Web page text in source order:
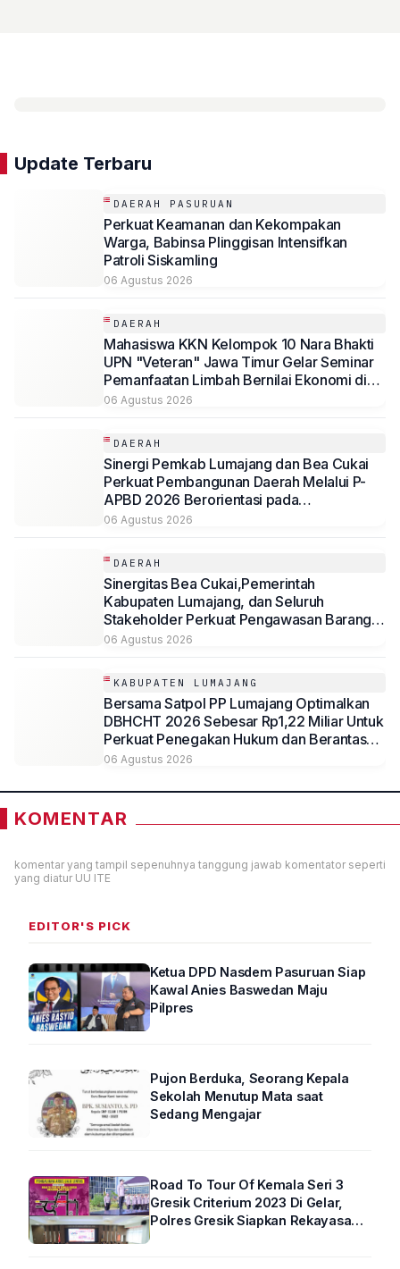
Update Terbaru
DAERAH PASURUAN
Perkuat Keamanan dan Kekompakan
Warga, Babinsa Plinggisan Intensifkan
Patroli Siskamling
06 Agustus 2026
DAERAH
Mahasiswa KKN Kelompok 10 Nara Bhakti
UPN "Veteran" Jawa Timur Gelar Seminar
Pemanfaatan Limbah Bernilai Ekonomi di
Desa Mojoduwur
06 Agustus 2026
DAERAH
Sinergi Pemkab Lumajang dan Bea Cukai
Perkuat Pembangunan Daerah Melalui P-
APBD 2026 Berorientasi pada
Kesejahteraan Masyarakat
06 Agustus 2026
DAERAH
Sinergitas Bea Cukai,Pemerintah
Kabupaten Lumajang, dan Seluruh
Stakeholder Perkuat Pengawasan Barang
Kena Cukai Ilegal Melalui Pemanfaatan
06 Agustus 2026
KABUPATEN LUMAJANG
Bersama Satpol PP Lumajang Optimalkan
DBHCHT 2026 Sebesar Rp1,22 Miliar Untuk
Perkuat Penegakan Hukum dan Berantas
Rokok Ilegal
06 Agustus 2026
KOMENTAR
komentar yang tampil sepenuhnya tanggung jawab komentator seperti
yang diatur UU ITE
EDITOR'S PICK
Ketua DPD Nasdem Pasuruan Siap
Kawal Anies Baswedan Maju
Pilpres
Pujon Berduka, Seorang Kepala
Sekolah Menutup Mata saat
Sedang Mengajar
Road To Tour Of Kemala Seri 3
Gresik Criterium 2023 Di Gelar,
Polres Gresik Siapkan Rekayasa